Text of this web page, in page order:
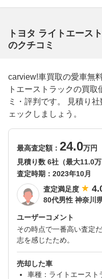
トヨタ ライトエース
のクチコミ
carview!車買取の愛車無
トエーストラックの買
ミ・評判です。 見積り
ェックしましょう。
最高査定額： 24.0万円
見積り数 6社（最大11.0万
査定時期： 2023年10月
査定満足度
80代男性 神奈川
ユーザーコメント
その時点で一番高い査定
志を感じたため。
売却した車
車種：ライトエースト